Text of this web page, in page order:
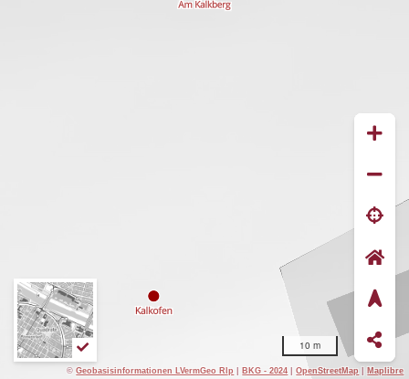
10 m
©Geobasisinformationen LVermGeo Rlp |BKG - 2024 |OpenStreetMap |Maplibre